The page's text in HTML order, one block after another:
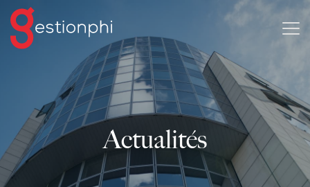
Actualités